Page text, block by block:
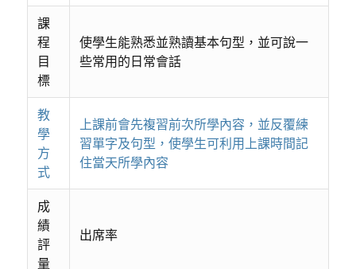
課
程
目
標
使學生能熟悉並熟讀基本句型，並可說一
些常用的日常會話
教
學
方
式
上課前會先複習前次所學內容，並反覆練
習單字及句型，使學生可利用上課時間記
住當天所學內容
成
績
評
量
出席率